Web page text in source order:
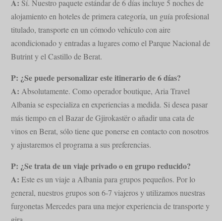
A: Sí. Nuestro paquete estándar de 6 días incluye 5 noches de
alojamiento en hoteles de primera categoría, un guía profesional
titulado, transporte en un cómodo vehículo con aire
acondicionado y entradas a lugares como el Parque Nacional de
Butrint y el Castillo de Berat.
P: ¿Se puede personalizar este itinerario de 6 días?
A: Absolutamente. Como operador boutique, Aria Travel
Albania se especializa en experiencias a medida. Si desea pasar
más tiempo en el Bazar de Gjirokastër o añadir una cata de
vinos en Berat, sólo tiene que ponerse en contacto con nosotros
y ajustaremos el programa a sus preferencias.
P: ¿Se trata de un viaje privado o en grupo reducido?
A: Este es un viaje a Albania para grupos pequeños. Por lo
general, nuestros grupos son 6-7 viajeros y utilizamos nuestras
furgonetas Mercedes para una mejor experiencia de transporte y